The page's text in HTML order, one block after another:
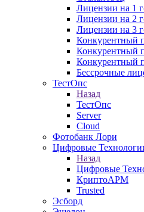
Лицензии на 1
Лицензии на 2
Лицензии на 3
Конкурентный
Конкурентный
Конкурентный
Бессрочные
ТестОпс
Назад
ТестОпс
Server
Cloud
Фотобанк Лори
Цифровые
Назад
Цифровые
КриптоАРМ
Trusted
Эсборд